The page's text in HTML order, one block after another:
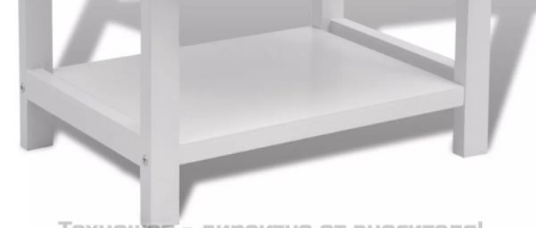
Acest tabel are caracter informativ. Adăugați produsul în
coșul de cumpărături unde veți putea selecta detaliile
cererii de creditare.
Предоставената таблица е с информационна цел.
Добавете продукта в количката си с бутона "Добави в
количката" и при поръчка ще можете да изберете броя
вноски на кредита.